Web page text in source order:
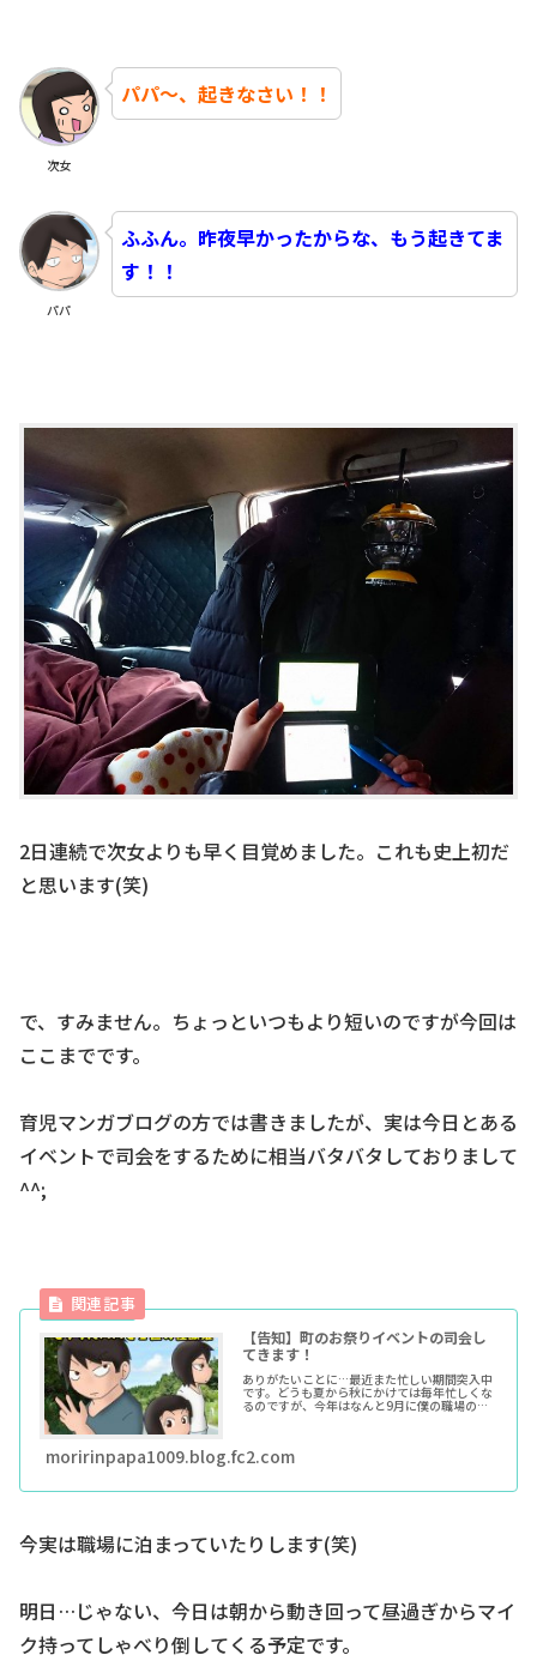
次女
パパ～、起きなさい！！
パパ
ふふん。昨夜早かったからな、もう起きてま
す！！
2日連続で次女よりも早く目覚めました。これも史上初だ
と思います(笑)
で、すみません。ちょっといつもより短いのですが今回は
ここまでです。
育児マンガブログの方では書きましたが、実は今日とある
イベントで司会をするために相当バタバタしておりまして
^^;
【告知】町のお祭りイベントの司会し
てきます！
ありがたいことに…最近また忙しい期間突入中
です。どうも夏から秋にかけては毎年忙しくな
るのですが、今年はなんと9月に僕の職場のあ
が（てか行政用のイラストを描いたりなんたり
moririnpapa1009.blog.fc2.com
今実は職場に泊まっていたりします(笑)
明日…じゃない、今日は朝から動き回って昼過ぎからマイ
ク持ってしゃべり倒してくる予定です。